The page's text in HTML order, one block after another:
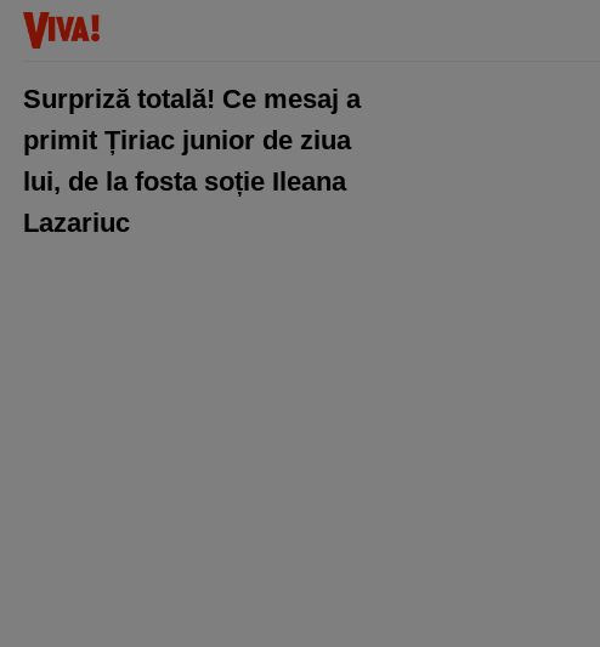
Surpriză totală! Ce mesaj a
primit Țiriac junior de ziua
lui, de la fosta soție Ileana
Lazariuc